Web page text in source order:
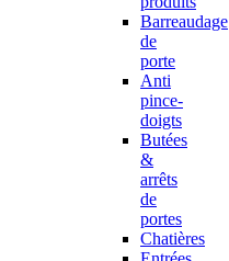
Barreaudage
de
porte
Anti
pince-
doigts
Butées
&
arrêts
de
portes
Chatières